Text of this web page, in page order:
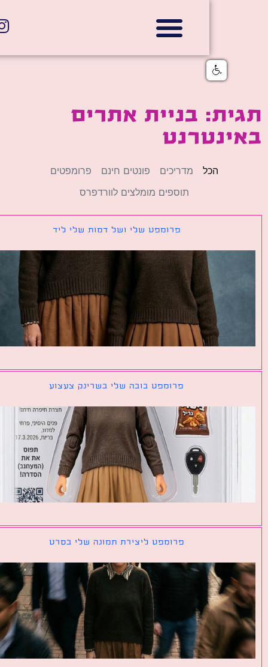
בניית אתרים
מדריכים פונטים חינם
פרומפטים
תוספים מומלצים לוורדפרס
פרומפט שלי ושל דמות שלי ליד
פרומפט בובה שלי בשרינק צעצוע
פרומפט ליצירת תמונה שלי בסרט